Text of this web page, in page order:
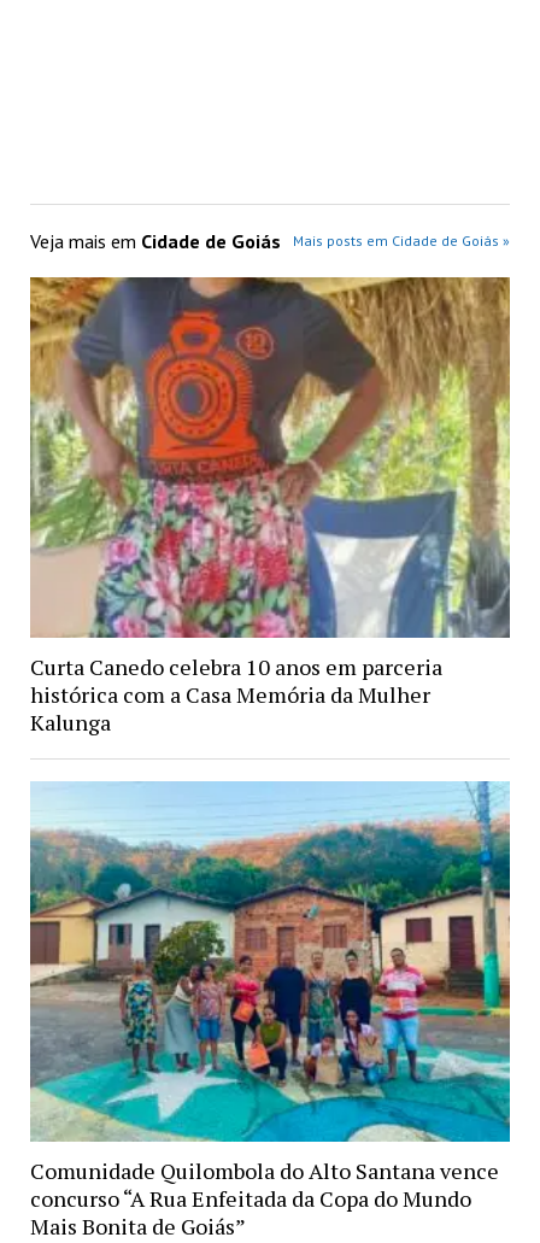
Veja mais em Cidade de Goiás Mais posts em Cidade de Goiás »
Curta Canedo celebra 10 anos em parceria
histórica com a Casa Memória da Mulher
Kalunga
Comunidade Quilombola do Alto Santana vence
concurso “A Rua Enfeitada da Copa do Mundo
Mais Bonita de Goiás”